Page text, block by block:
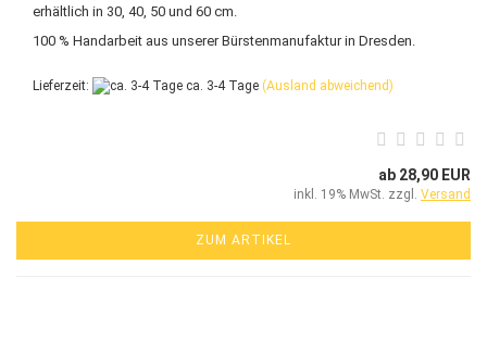
erhältlich in 30, 40, 50 und 60 cm.
100 % Handarbeit aus unserer Bürstenmanufaktur in Dresden.
Lieferzeit: ca. 3-4 Tage (Ausland abweichend)
ab 28,90 EUR
inkl. 19% MwSt. zzgl. Versand
ZUM ARTIKEL